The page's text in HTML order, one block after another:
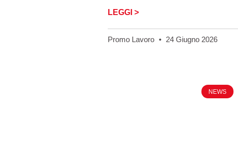
LEGGI >
Promo Lavoro 24 Giugno 2026
NEWS